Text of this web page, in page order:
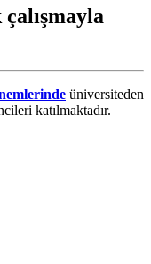
üniversiteden
katılmaktadır.